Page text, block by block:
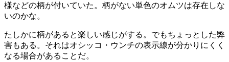
様などの柄が付いていた。柄がない単色のオムツは存在しな
いのかな。
たしかに柄があると楽しい感じがする。でもちょっとした弊
害もある。それはオシッコ・ウンチの表示線が分かりにくく
なる場合があることだ。